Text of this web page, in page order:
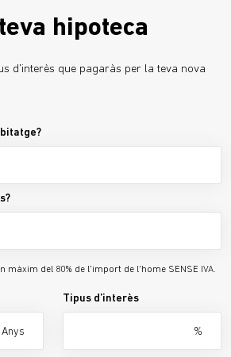
hipoteca
d'interès que pagaràs per la teva nova
màxim del 80% de l'import de l'home SENSE IVA.
Anys
Tipus d’interès
%